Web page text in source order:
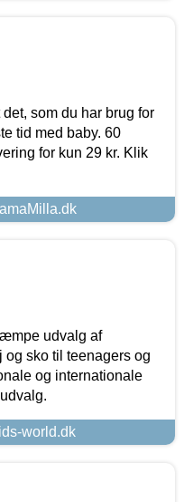
som du har brug for
tid med baby. 60
for kun 29 kr. Klik
udvalg af
sko til teenagers og
og internationale
world.dk